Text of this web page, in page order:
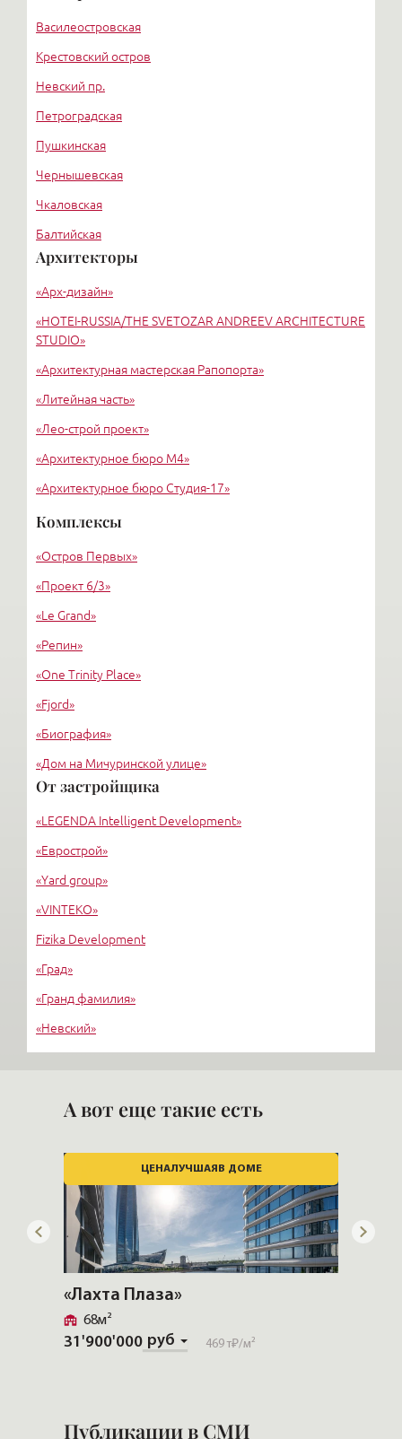
Василеостровская
Крестовский остров
Невский пр.
Петроградская
Пушкинская
Чернышевская
Чкаловская
Балтийская
Старая деревня
Удельная
Архитекторы
«Арх-дизайн»
«HОTEI-RUSSIA/THE SVETOZAR ANDREEV ARCHITECTURE
STUDIO»
«Архитектурная мастерская Рапопорта»
«Литейная часть»
«Лео-строй проект»
«Архитектурное бюро М4»
«Архитектурное бюро Студия-17»
«Архитектурное бюро Liphart Architects»
«Вертикаль»
Комплексы
«Остров Первых»
«Проект 6/3»
«Le Grand»
«Репин»
«One Trinity Place»
«Fjord»
«Биография»
«Дом на Мичуринской улице»
«Крестовский, 12»
«Ориенталь»
От застройщика
«LEGENDA Intelligent Development»
«Еврострой»
«Yard group»
«VINTEKO»
Fizika Development
«Град»
«Гранд фамилия»
«Невский»
А вот еще такие есть
ЦЕНАЛУЧШАЯ В ДОМЕ
«Лахта Плаза»
31'900'000 руб 469 т₽/м²
68м²
Публикации в СМИ